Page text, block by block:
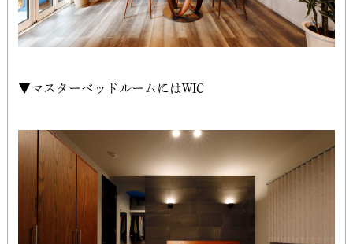
▼マスターベッドルームにはWIC